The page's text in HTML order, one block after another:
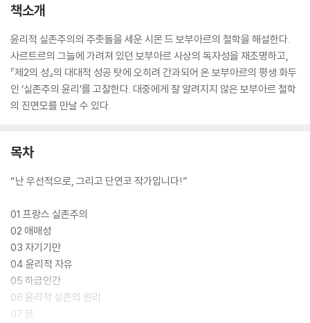
책소개
윤리적 실존주의의 주춧돌을 세운 시몬 드 보부아르의 철학을 해설한다.
사르트르의 그늘에 가려져 있던 보부아르 사상의 독자성을 재조명하고,
『제2의 성』의 대대적 성공 탓에 오히려 간과되어 온 보부아르의 평생 화두
인 ‘실존주의 윤리’를 고찰한다. 대중에게 잘 알려지지 않은 보부아르 철학
의 진면모를 만날 수 있다.
목차
“난 우선적으로, 그리고 단연코 작가입니다!”
01 프랑스 실존주의
02 애매성
03 자기기만
04 윤리적 자유
05 하급인간
06 윤리적 실존의 원리
07 몸